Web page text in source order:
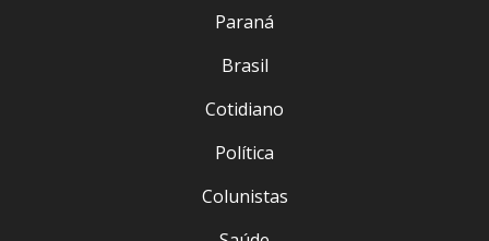
Paraná
Brasil
Cotidiano
Política
Colunistas